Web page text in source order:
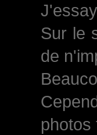
Sur le
de
photos